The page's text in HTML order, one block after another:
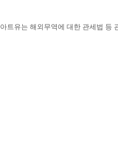
아트유는 해외무역에 대한 관세법 등